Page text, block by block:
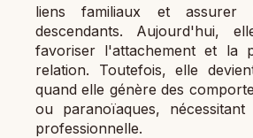
liens familiaux et assurer
descendants. Aujourd'hui,
favoriser l'attachement et la
relation. Toutefois, elle
quand elle génère des
ou paranoïaques,
professionnelle.